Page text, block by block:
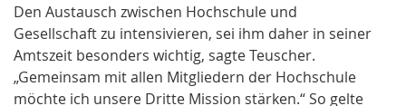
Den Austausch zwischen Hochschule und
Gesellschaft zu intensivieren, sei ihm daher in seiner
Amtszeit besonders wichtig, sagte Teuscher.
„Gemeinsam mit allen Mitgliedern der Hochschule
möchte ich unsere Dritte Mission stärken.“ So gelte